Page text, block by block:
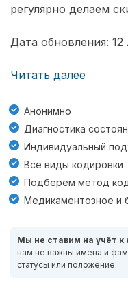
регулярно делаем
Дата обновления: 12
Читать далее
Анонимно
Диагностика
Индивидуальный
Все виды кодировки
Подберем метод
Медикаментозное и
Мы не ставим на учёт к
нам не важны имена и
статусы или положение.